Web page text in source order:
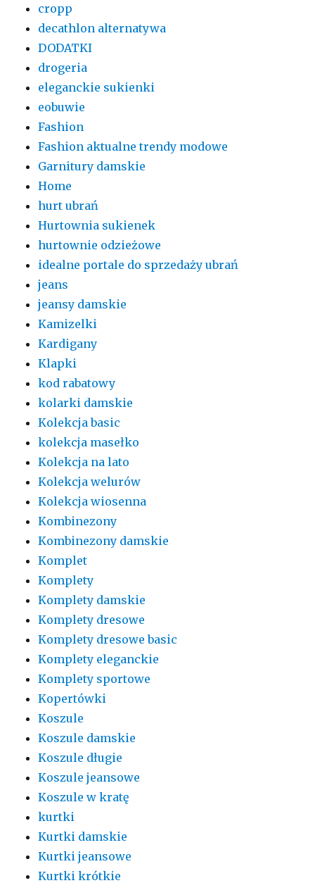
cropp
decathlon alternatywa
DODATKI
drogeria
eleganckie sukienki
eobuwie
Fashion
Fashion aktualne trendy modowe
Garnitury damskie
Home
hurt ubrań
Hurtownia sukienek
hurtownie odzieżowe
idealne portale do sprzedaży ubrań
jeans
jeansy damskie
Kamizelki
Kardigany
Klapki
kod rabatowy
kolarki damskie
Kolekcja basic
kolekcja masełko
Kolekcja na lato
Kolekcja welurów
Kolekcja wiosenna
Kombinezony
Kombinezony damskie
Komplet
Komplety
Komplety damskie
Komplety dresowe
Komplety dresowe basic
Komplety eleganckie
Komplety sportowe
Kopertówki
Koszule
Koszule damskie
Koszule długie
Koszule jeansowe
Koszule w kratę
kurtki
Kurtki damskie
Kurtki jeansowe
Kurtki krótkie